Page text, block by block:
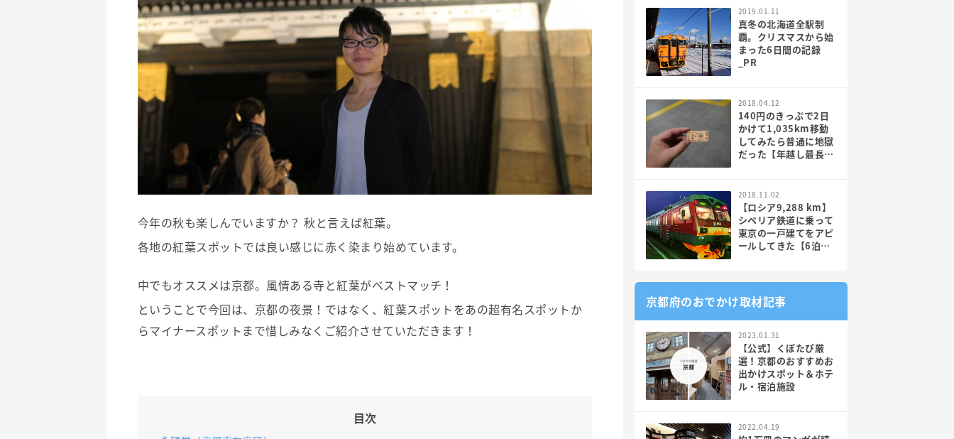
今年の秋も楽しんでいますか？ 秋と言えば紅葉。
各地の紅葉スポットでは良い感じに赤く染まり始めています。
中でもオススメは京都。風情ある寺と紅葉がベストマッチ！
ということで今回は、京都の夜景！ではなく、紅葉スポットをあの超有名スポットか
らマイナースポットまで惜しみなくご紹介させていただきます！
目次
2019.01.11
真冬の北海道全駅制
覇。クリスマスから始
まった6日間の記録
_PR
2018.04.12
140円のきっぷで2日
かけて1,035km移動
してみたら普通に地獄
だった【年越し最長大
2018.11.02
【ロシア9,288 km】
シベリア鉄道に乗って
東京の一戸建てをアピ
ールしてきた【6泊7
京都府のおでかけ取材記事
2023.01.31
【公式】くぼたび厳
選！京都のおすすめお
出かけスポット＆ホテ
ル・宿泊施設
2022.04.19